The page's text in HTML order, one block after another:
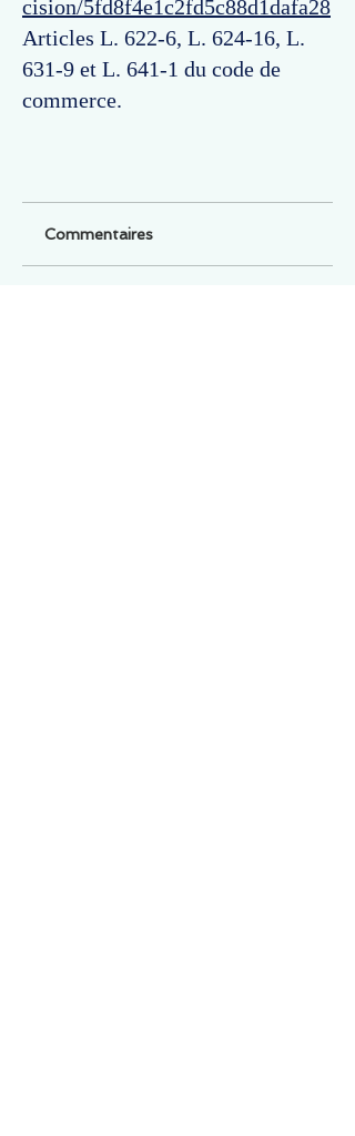
cision/5fd8f4e1c2fd5c88d1dafa28
Articles L. 622-6, L. 624-16, L.
631-9 et L. 641-1 du code de
commerce.
Commentaires